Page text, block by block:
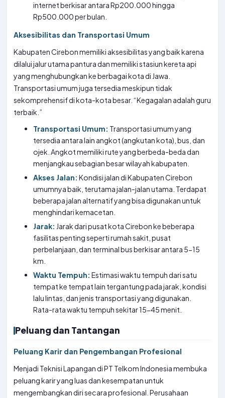
internet berkisar antara Rp200.000 hingga
Rp500.000 per bulan.
Aksesibilitas dan Transportasi Umum
Kabupaten Cirebon memiliki aksesibilitas yang baik karena
dilalui jalur utama pantura dan memiliki stasiun kereta api
yang menghubungkan ke berbagai kota di Jawa.
Transportasi umum juga tersedia meskipun tidak
sekomprehensif di kota-kota besar. “Kegagalan adalah guru
terbaik.”
Transportasi Umum: Transportasi umum yang
tersedia antara lain angkot (angkutan kota), bus, dan
ojek. Angkot memiliki rute yang berbeda-beda dan
menjangkau sebagian besar wilayah kabupaten.
Akses Jalan: Kondisi jalan di Kabupaten Cirebon
umumnya baik, terutama jalan-jalan utama. Terdapat
beberapa jalan alternatif yang bisa digunakan untuk
menghindari kemacetan.
Jarak: Jarak dari pusat kota Cirebon ke beberapa
fasilitas penting seperti rumah sakit, pusat
perbelanjaan, dan terminal bus berkisar antara 5-15
km.
Waktu Tempuh: Estimasi waktu tempuh dari satu
tempat ke tempat lain tergantung pada jarak, kondisi
lalu lintas, dan jenis transportasi yang digunakan.
Rata-rata waktu tempuh sekitar 15-45 menit.
Peluang dan Tantangan
Peluang Karir dan Pengembangan Profesional
Menjadi Teknisi Lapangan di PT Telkom Indonesia membuka
peluang karir yang luas dan kesempatan untuk
mengembangkan diri secara profesional. Perusahaan